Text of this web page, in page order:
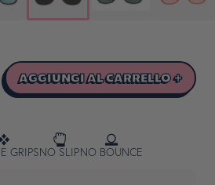
AGGIUNGI AL CARRELLO +
GRIPSNO SLIPNO BOUNCE